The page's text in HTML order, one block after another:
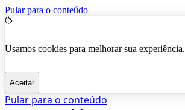
Pular para o conteúdo
Usamos cookies para melhorar sua experiência.
Aceitar
Pular para o conteúdo